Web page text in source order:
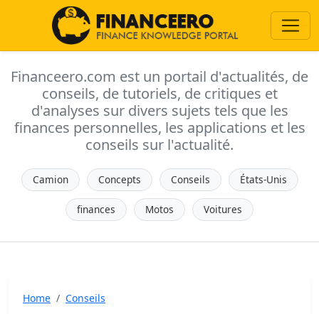
Financeero.com est un portail d'actualités, de
conseils, de tutoriels, de critiques et
d'analyses sur divers sujets tels que les
finances personnelles, les applications et les
conseils sur l'actualité.
Camion Concepts Conseils États-Unis
finances Motos Voitures
Home Conseils